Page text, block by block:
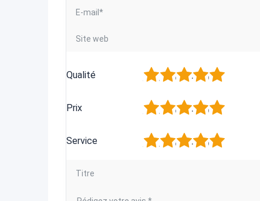
Qualité 5
4
3
2
Prix 5
4
3
2
Service 5
4
3
2